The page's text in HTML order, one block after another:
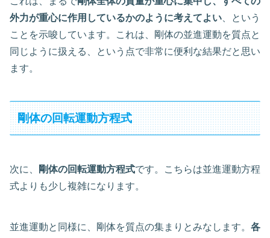
外力が重心に作用しているかのように考えてよい 、という
ことを示唆しています。これは、剛体の並進運動を質点と
同じように扱える、という点で非常に便利な結果だと思い
ます。
剛体の回転運動方程式
次に、 剛体の回転運動方程式です。こちらは並進運動方程
式よりも少し複雑になります。
並進運動と同様に、剛体を質点の集まりとみなします。 各